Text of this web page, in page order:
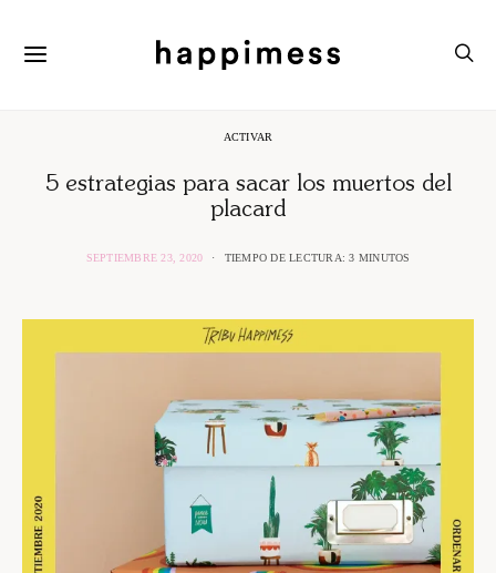
ACTIVAR
5 estrategias para sacar los muertos del
placard
SEPTIEMBRE 23, 2020 TIEMPO DE LECTURA: 3 MINUTOS